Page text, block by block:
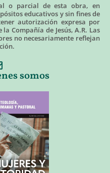
o parcial de esta obra, en
educativos y sin fines de
autorización expresa por
Compañía de Jesús, A.R. Las
no necesariamente reflejan
somos